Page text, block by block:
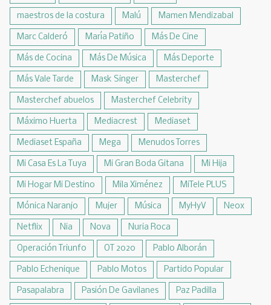
maestros de la costura Malú Mamen Mendizabal
Marc Calderó María Patiño Más De Cine
Más de Cocina Más De Música Más Deporte
Más Vale Tarde Mask Singer Masterchef
Masterchef abuelos Masterchef Celebrity
Máximo Huerta Mediacrest Mediaset
Mediaset España Mega Menudos Torres
Mi Casa Es La Tuya Mi Gran Boda Gitana Mi Hija
Mi Hogar Mi Destino Mila Ximénez MiTele PLUS
Mónica Naranjo Mujer Música MyHyV Neox
Netflix Nia Nova Nuria Roca
Operación Triunfo OT 2020 Pablo Alborán
Pablo Echenique Pablo Motos Partido Popular
Pasapalabra Pasión De Gavilanes Paz Padilla